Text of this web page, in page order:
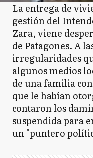
La entrega de
gestión del
Zara, viene
de Patagones. A
irregularidades
algunos medios
de una familia
que le habían
contaron los
suspendida para
un "puntero